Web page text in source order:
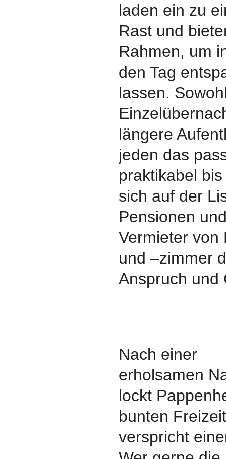
laden ein zu
Rast und
Rahmen, um
den Tag
lassen.
längere
jeden das
praktikabel
sich auf der
Pensionen
Vermieter von
und –zimmer
Anspruch und
Nach einer
erholsamen
lockt
bunten
verspricht